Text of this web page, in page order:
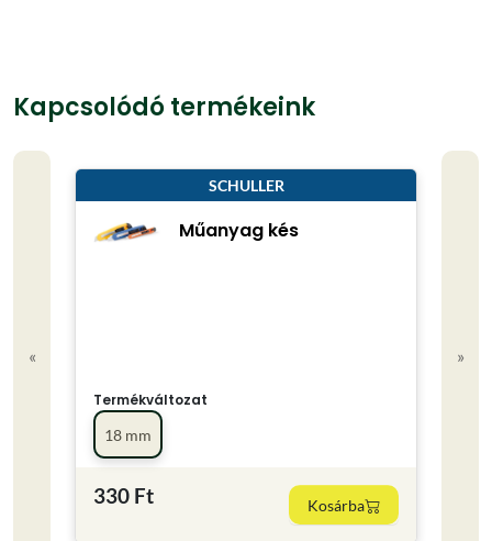
Kapcsolódó termékeink
«
SCHULLER
Műanyag kés
Termékváltozat
18 mm
330 Ft Kosárba
»